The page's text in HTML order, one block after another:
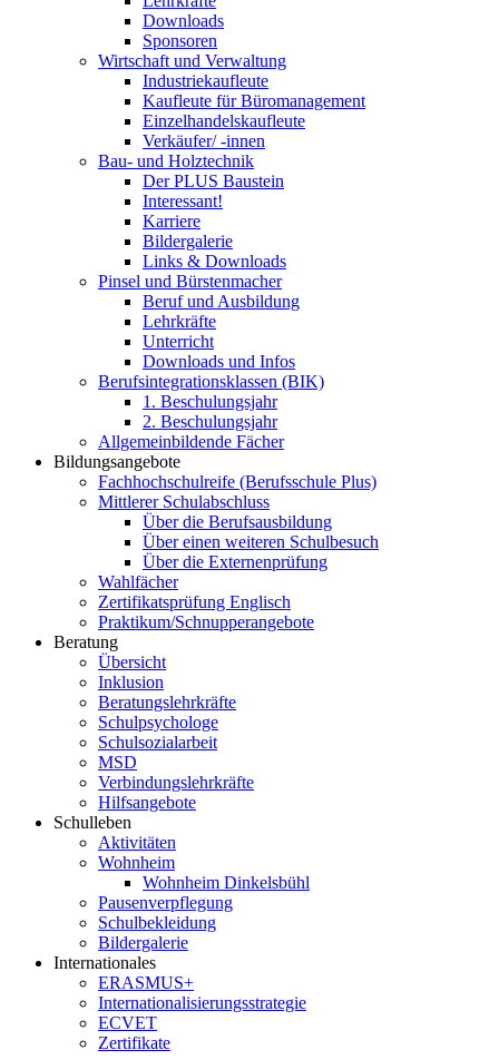
Downloads
Sponsoren
Wirtschaft und Verwaltung
Industriekaufleute
Kaufleute für Büromanagement
Einzelhandelskaufleute
Verkäufer/ -innen
Bau- und Holztechnik
Der PLUS Baustein
Interessant!
Karriere
Bildergalerie
Links & Downloads
Pinsel und Bürstenmacher
Beruf und Ausbildung
Lehrkräfte
Unterricht
Downloads und Infos
Berufsintegrationsklassen (BIK)
1. Beschulungsjahr
2. Beschulungsjahr
Allgemeinbildende Fächer
Bildungsangebote
Fachhochschulreife (Berufsschule Plus)
Mittlerer Schulabschluss
Über die Berufsausbildung
Über einen weiteren Schulbesuch
Über die Externenprüfung
Wahlfächer
Zertifikatsprüfung Englisch
Praktikum/Schnupperangebote
Beratung
Übersicht
Inklusion
Beratungslehrkräfte
Schulpsychologe
Schulsozialarbeit
MSD
Verbindungslehrkräfte
Hilfsangebote
Schulleben
Aktivitäten
Wohnheim
Wohnheim Dinkelsbühl
Pausenverpflegung
Schulbekleidung
Bildergalerie
Internationales
ERASMUS+
Internationalisierungsstrategie
ECVET
Zertifikate